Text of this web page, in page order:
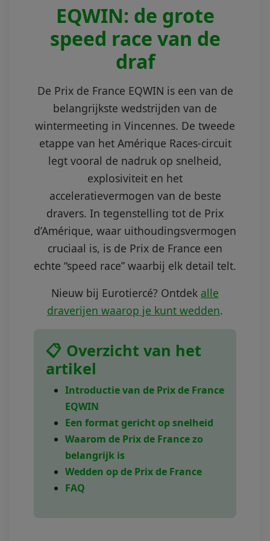
EQWIN: de grote
speed race van de
draf
De Prix de France EQWIN is een van de
belangrijkste wedstrijden van de
wintermeeting in Vincennes. De tweede
etappe van het Amérique Races-circuit
legt vooral de nadruk op snelheid,
explosiviteit en het
acceleratievermogen van de beste
dravers. In tegenstelling tot de Prix
d’Amérique, waar uithoudingsvermogen
cruciaal is, is de Prix de France een
echte “speed race” waarbij elk detail telt.
Nieuw bij Eurotiercé? Ontdek alle
draverijen waarop je kunt wedden.
📋 Overzicht van het
artikel
Introductie van de Prix de France
EQWIN
Een format gericht op snelheid
Waarom de Prix de France zo
belangrijk is
Wedden op de Prix de France
FAQ